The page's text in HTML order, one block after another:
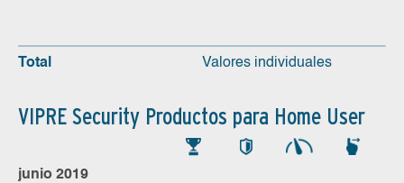
Total Valores individuales
VIPRE Security Productos para Home User
junio 2019